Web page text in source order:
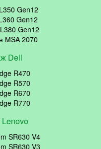
Gen12
Gen12
Gen12
MSA 2070
Dell
R470
R570
R670
R770
SR630 V4
SR630 V3